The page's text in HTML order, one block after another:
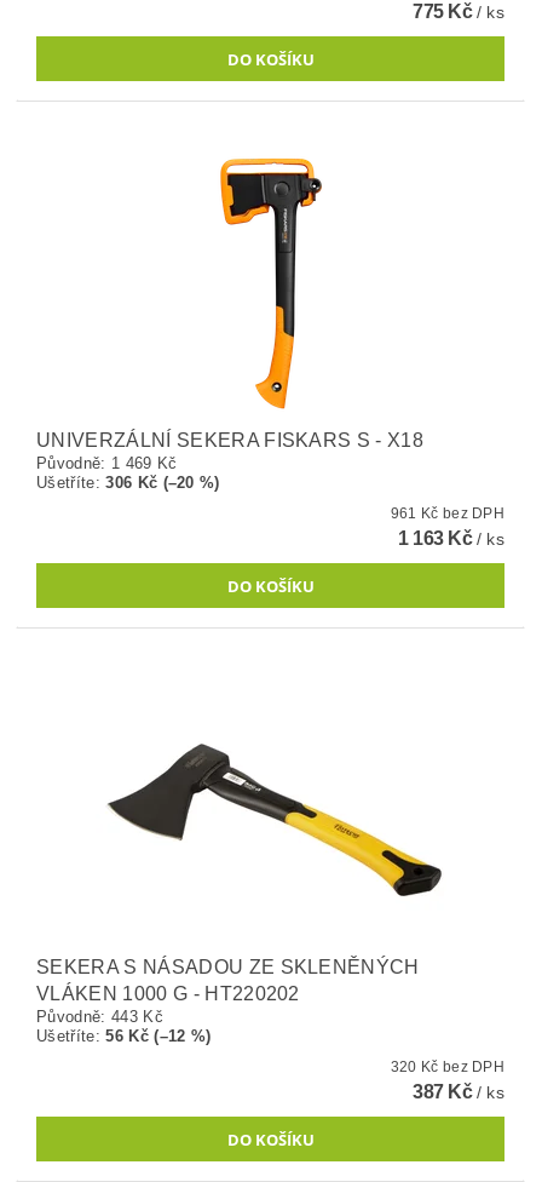
775 Kč/ ks
UNIVERZÁLNÍ SEKERA FISKARS S - X18
Původně: 1 469 Kč
Ušetříte:306 Kč (–20 %)
961 Kč bez DPH
1 163 Kč/ ks
SEKERA S NÁSADOU ZE SKLENĚNÝCH
VLÁKEN 1000 G - HT220202
Původně: 443 Kč
Ušetříte:56 Kč (–12 %)
320 Kč bez DPH
387 Kč/ ks